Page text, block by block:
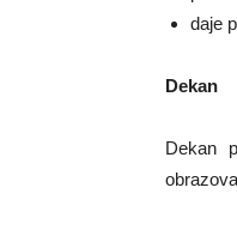
daje
Dekan
Dekan